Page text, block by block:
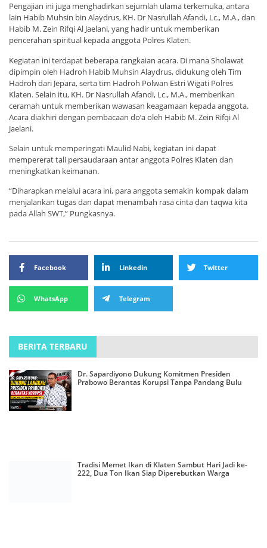
Pengajian ini juga menghadirkan sejumlah ulama terkemuka, antara
lain Habib Muhsin bin Alaydrus, KH. Dr Nasrullah Afandi, Lc., M.A., dan
Habib M. Zein Rifqi Al Jaelani, yang hadir untuk memberikan
pencerahan spiritual kepada anggota Polres Klaten.
Kegiatan ini terdapat beberapa rangkaian acara. Di mana Sholawat
dipimpin oleh Hadroh Habib Muhsin Alaydrus, didukung oleh Tim
Hadroh dari Jepara, serta tim Hadroh Polwan Estri Wigati Polres
Klaten. Selain itu, KH. Dr Nasrullah Afandi, Lc., M.A., memberikan
ceramah untuk memberikan wawasan keagamaan kepada anggota.
Acara diakhiri dengan pembacaan do’a oleh Habib M. Zein Rifqi Al
Jaelani.
Selain untuk memperingati Maulid Nabi, kegiatan ini dapat
mempererat tali persaudaraan antar anggota Polres Klaten dan
meningkatkan keimanan.
“Diharapkan melalui acara ini, para anggota semakin kompak dalam
menjalankan tugas dan dapat menambah rasa cinta dan taqwa kita
pada Allah SWT,” Pungkasnya.
Facebook Linkedin Twitter
WhatsApp Telegram
BERITA TERBARU
Dr. Sapardiyono Dukung Komitmen Presiden
Prabowo Berantas Korupsi Tanpa Pandang Bulu
Tradisi Memet Ikan di Klaten Sambut Hari Jadi ke-
222, Dua Ton Ikan Siap Diperebutkan Warga